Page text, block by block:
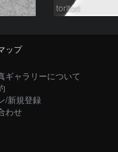
toritori
ップ
ギャラリーについて
/新規登録
わせ